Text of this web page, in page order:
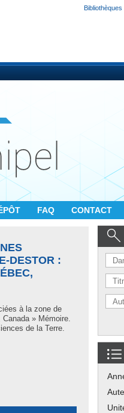
Bibliothèques
FAQ CONTACT
DESTOR :
à la zone de
» Mémoire.
de la Terre.